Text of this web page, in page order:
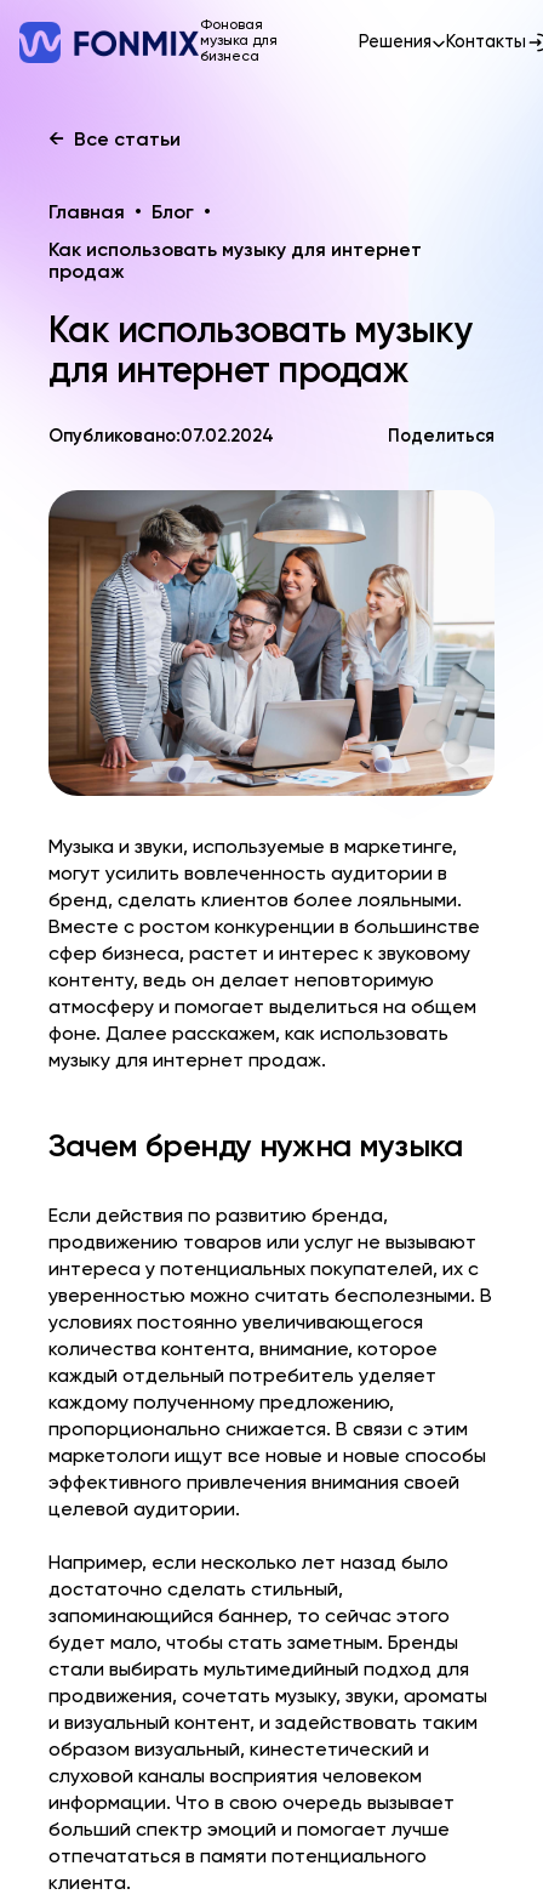
Фоновая
музыка для
бизнеса
Решения Контакты
← Все статьи
Главная • Блог •
Как использовать музыку для интернет
продаж
Как использовать музыку
для интернет продаж
Опубликовано:07.02.2024 Поделиться
Музыка и звуки, используемые в маркетинге,
могут усилить вовлеченность аудитории в
бренд, сделать клиентов более лояльными.
Вместе с ростом конкуренции в большинстве
сфер бизнеса, растет и интерес к звуковому
контенту, ведь он делает неповторимую
атмосферу и помогает выделиться на общем
фоне. Далее расскажем, как использовать
музыку для интернет продаж.
Зачем бренду нужна музыка
Если действия по развитию бренда,
продвижению товаров или услуг не вызывают
интереса у потенциальных покупателей, их с
уверенностью можно считать бесполезными. В
условиях постоянно увеличивающегося
количества контента, внимание, которое
каждый отдельный потребитель уделяет
каждому полученному предложению,
пропорционально снижается. В связи с этим
маркетологи ищут все новые и новые способы
эффективного привлечения внимания своей
целевой аудитории.
Например, если несколько лет назад было
достаточно сделать стильный,
запоминающийся баннер, то сейчас этого
будет мало, чтобы стать заметным. Бренды
стали выбирать мультимедийный подход для
продвижения, сочетать музыку, звуки, ароматы
и визуальный контент, и задействовать таким
образом визуальный, кинестетический и
слуховой каналы восприятия человеком
информации. Что в свою очередь вызывает
больший спектр эмоций и помогает лучше
отпечататься в памяти потенциального
клиента.